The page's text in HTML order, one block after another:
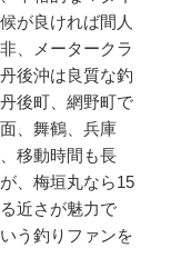
が良ければ間人
、メータークラ
後沖は良質な釣
後町、網野町で
、舞鶴、兵庫
移動時間も長
、梅垣丸なら15
近さが魅力で
う釣りファンを